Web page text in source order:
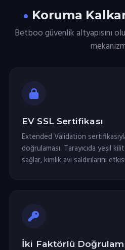
Koruma
Betboo güvenlik altyapısını
EV SSL Sertifikası
Extended Validation
doğrulaması. Tarayıcıda yeşil
sağlar, kimlik avı saldırılarını
İki Faktörlü